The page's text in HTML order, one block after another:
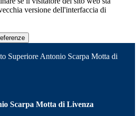
versione dell'interfaccia di
Superiore Antonio Scarpa Motta di
Scarpa Motta di Livenza